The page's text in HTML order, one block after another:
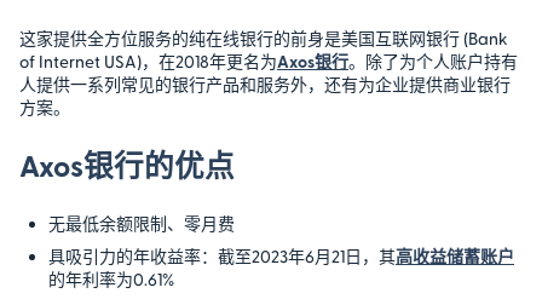
这家提供全方位服务的纯在线银行的前身是美国互联网银行 (Bank
of Internet USA)，在2018年更名为Axos银行。除了为个人账户持有
人提供一系列常见的银行产品和服务外，还有为企业提供商业银行
方案。
Axos银行的优点
无最低余额限制、零月费
具吸引力的年收益率：截至2023年6月21日，其高收益储蓄账户
的年利率为0.61%